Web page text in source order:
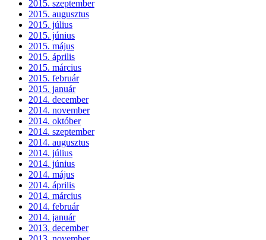
2015. szeptember
2015. augusztus
2015. július
2015. június
2015. május
2015. április
2015. március
2015. február
2015. január
2014. december
2014. november
2014. október
2014. szeptember
2014. augusztus
2014. július
2014. június
2014. május
2014. április
2014. március
2014. február
2014. január
2013. december